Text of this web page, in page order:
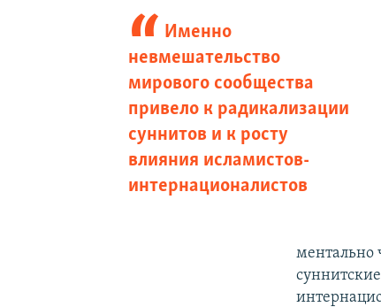
Именно
невмешательство
мирового сообщества
привело к радикализации
суннитов и к росту
влияния исламистов-
интернационалистов
ментально